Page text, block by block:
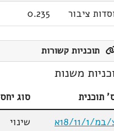
ציבור 0.235
תוכניות קשורות
משנות
תוכנית סוג יחס
18/11/1א
שינוי